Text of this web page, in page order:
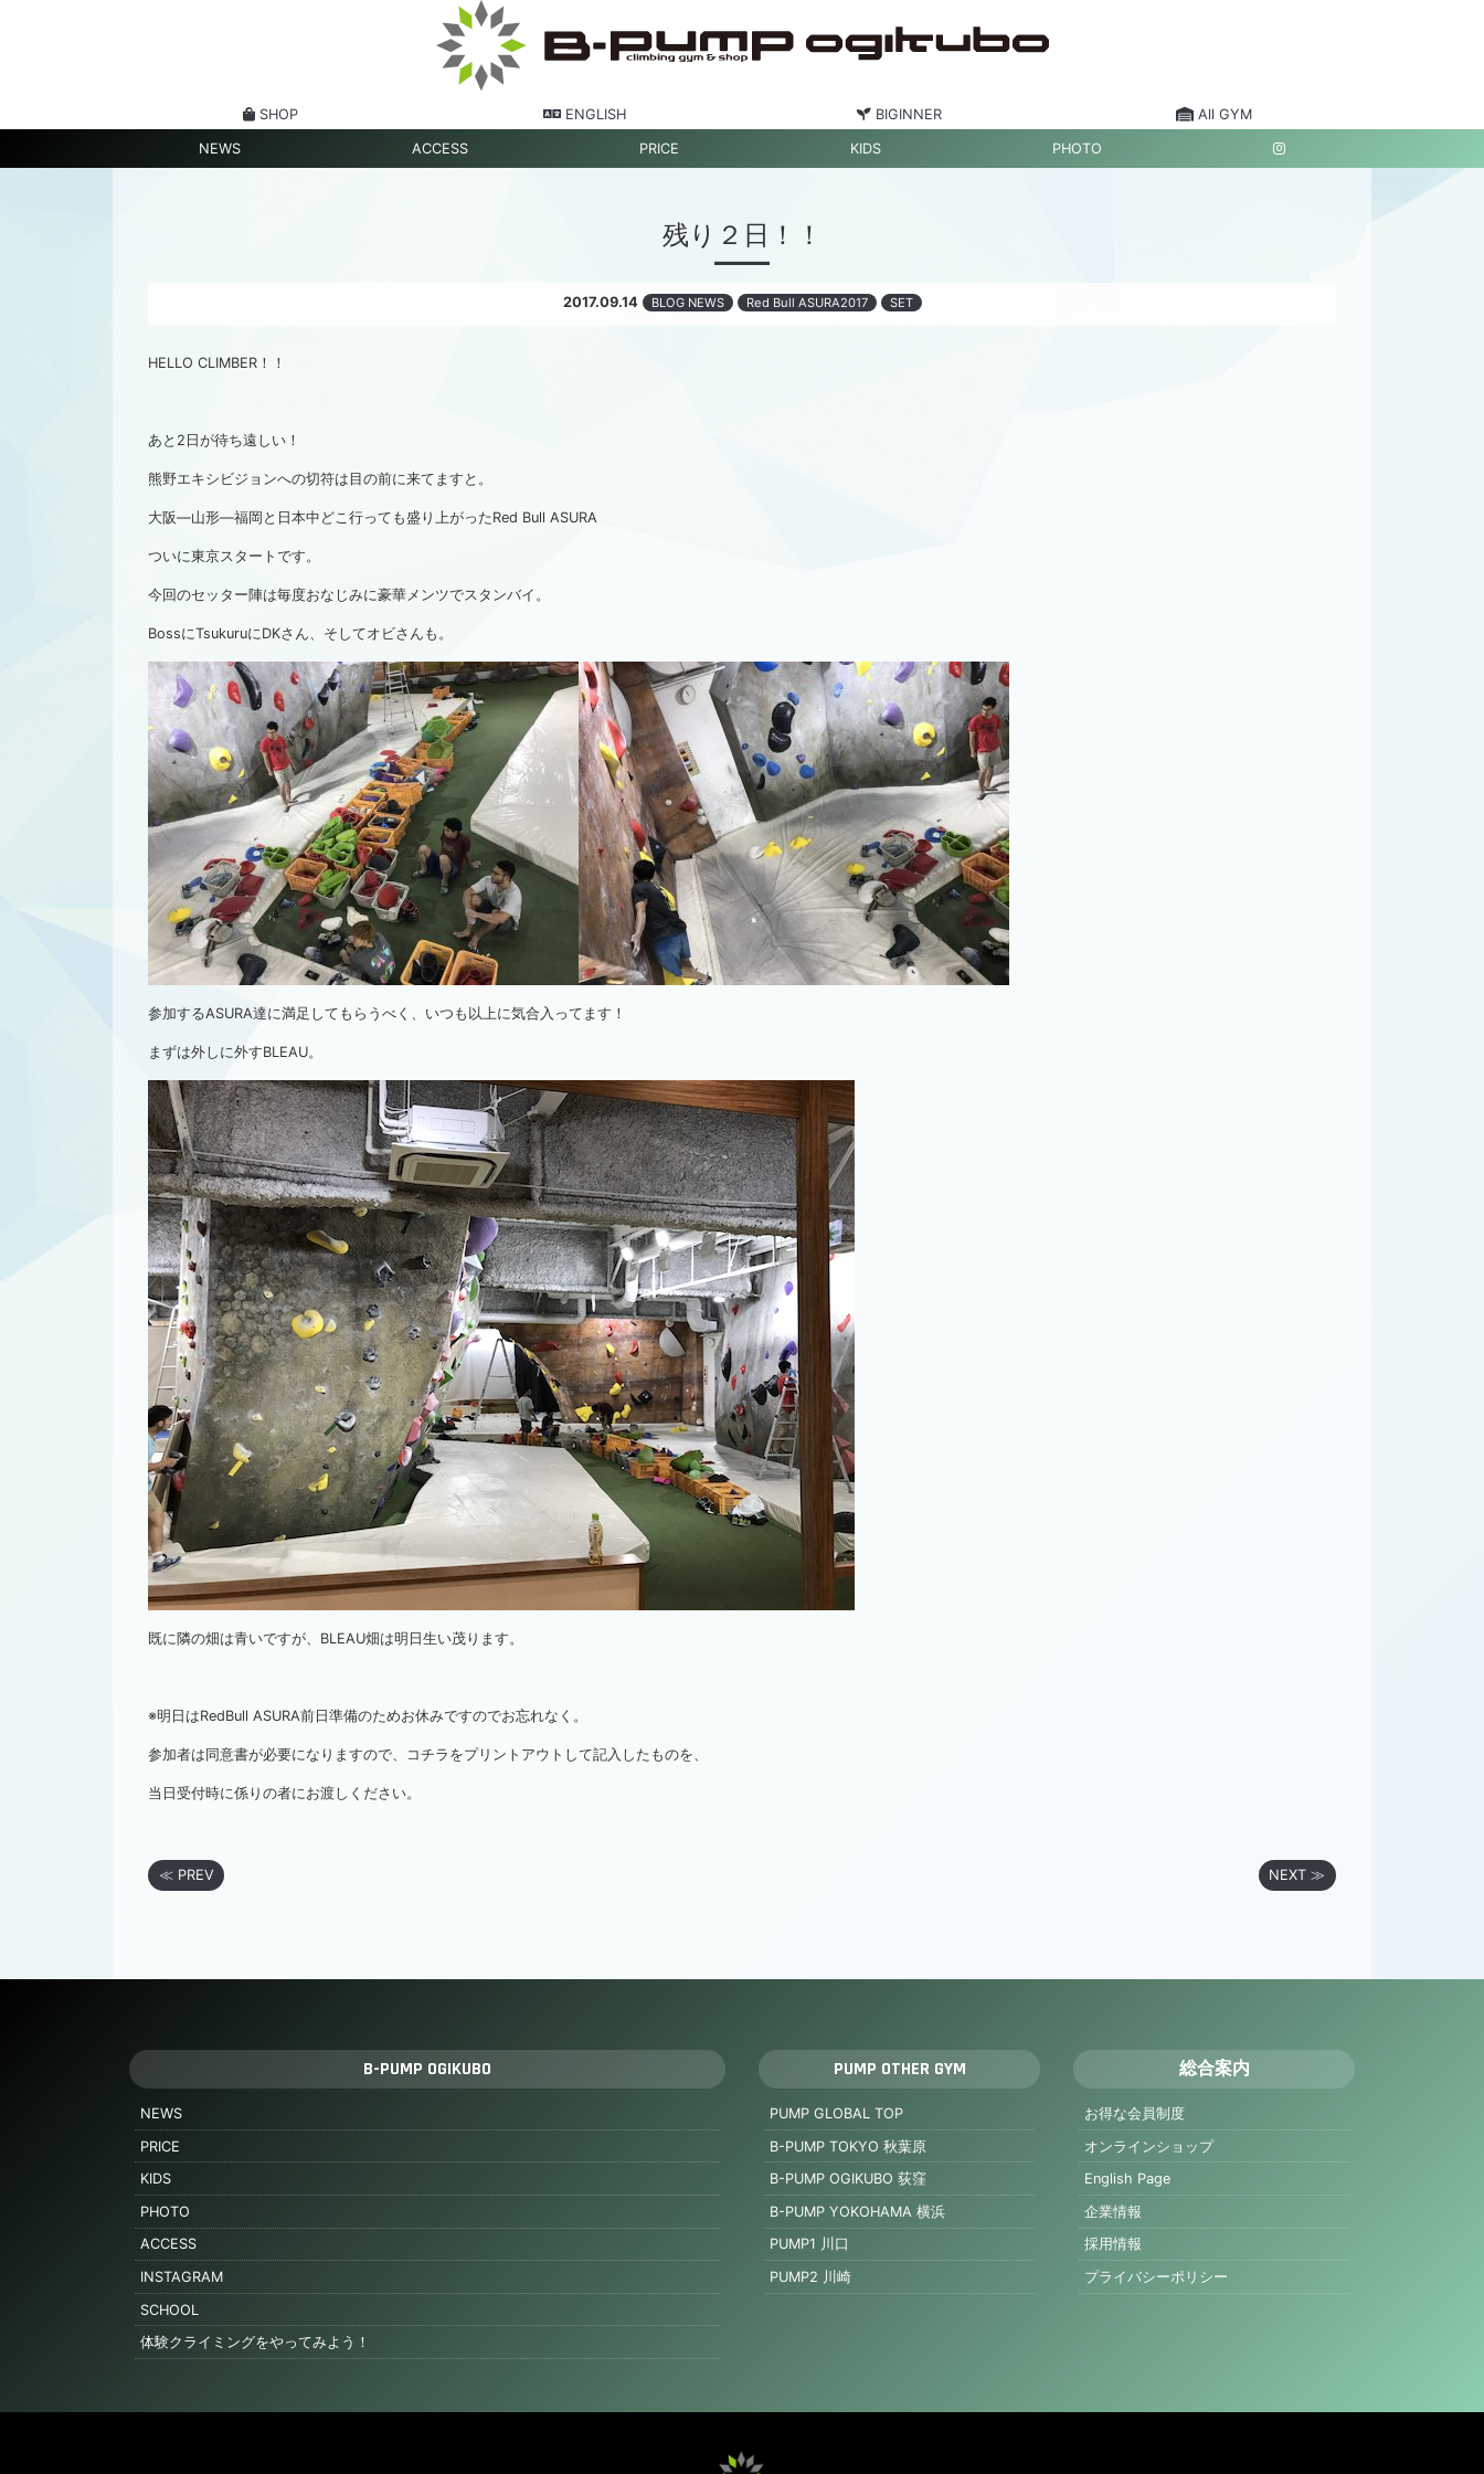
SHOP ENGLISH BIGINNER All GYM
NEWS ACCESS PRICE KIDS PHOTO
残り２日！！
2017.09.14 BLOG NEWS Red Bull ASURA2017 SET
HELLO CLIMBER！！
あと2日が待ち遠しい！
熊野エキシビジョンへの切符は目の前に来てますと。
大阪―山形―福岡と日本中どこ行っても盛り上がったRed Bull ASURA
ついに東京スタートです。
今回のセッター陣は毎度おなじみに豪華メンツでスタンバイ。
BossにTsukuruにDKさん、そしてオビさんも。
参加するASURA達に満足してもらうべく、いつも以上に気合入ってます！
まずは外しに外すBLEAU。
既に隣の畑は青いですが、BLEAU畑は明日生い茂ります。
※明日はRedBull ASURA前日準備のためお休みですのでお忘れなく。
参加者は同意書が必要になりますので、 コチラ をプリントアウトして記入したものを、
当日受付時に係りの者にお渡しください。
≪ PREV NEXT ≫
B-PUMP OGIKUBO
NEWS
PRICE
KIDS
PHOTO
ACCESS
INSTAGRAM
SCHOOL
体験クライミングをやってみよう！
PUMP OTHER GYM
PUMP GLOBAL TOP
B-PUMP TOKYO 秋葉原
B-PUMP OGIKUBO 荻窪
B-PUMP YOKOHAMA 横浜
PUMP1 川口
PUMP2 川崎
総合案内
お得な会員制度
オンラインショップ
English Page
企業情報
採用情報
プライバシーポリシー